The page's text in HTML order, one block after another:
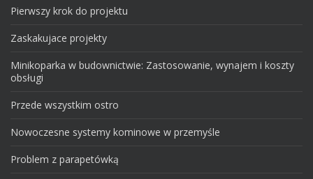
Pierwszy krok do projektu
Zaskakujace projekty
Minikoparka w budownictwie: Zastosowanie, wynajem i koszty
obsługi
Przede wszystkim ostro
Nowoczesne systemy kominowe w przemyśle
Problem z parapetówką